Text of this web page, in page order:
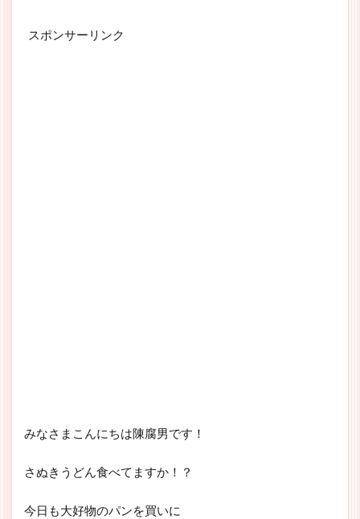
スポンサーリンク
みなさまこんにちは陳腐男です！
さぬきうどん食べてますか！？
今日も大好物のパンを買いに